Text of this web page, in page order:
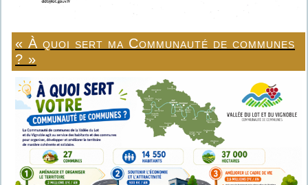
« À quoi sert ma Communauté de communes
? »